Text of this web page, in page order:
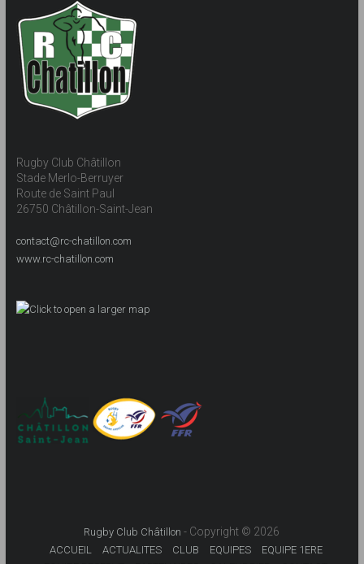
Rugby Club Châtillon
Stade Merlo-Berruyer
Route de Saint Paul
26750 Châtillon-Saint-Jean
contact@rc-chatillon.com
www.rc-chatillon.com
Rugby Club Châtillon - Copyright © 2026
ACCUEIL ACTUALITES CLUB EQUIPES
EQUIPE 1ERE